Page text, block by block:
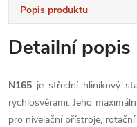
Popis produktu
Detailní
N165 je střední hliníkový
rychlosvěrami. Jeho
pro nivelační přístroje,